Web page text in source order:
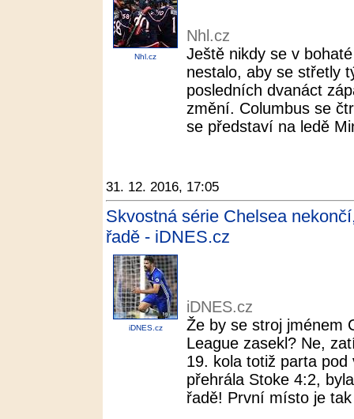
Nhl.cz
Nhl.cz
Ještě nikdy se v
nestalo, aby se střetly
posledních dvanáct
změní. Columbus se
se představí na ledě
31. 12. 2016, 17:05
Skvostná série Chelsea
řadě - iDNES.cz
iDNES.cz
iDNES.cz
Že by se stroj jménem
League zasekl? Ne,
19. kola totiž parta
přehrála Stoke 4:2,
řadě! První místo je